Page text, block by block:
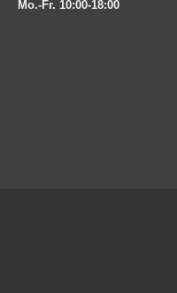
Mo.-Fr. 10:00-18:00